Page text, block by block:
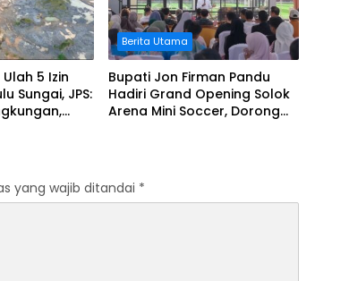
5 Izin
Sungai, JPS:
Berita Utama
Bupati Jon Firman Pandu
Hadiri Grand Opening Solok
Arena Mini Soccer, Dorong
yang wajib ditandai *